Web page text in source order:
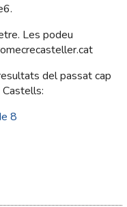
Les podeu
del passat cap
8